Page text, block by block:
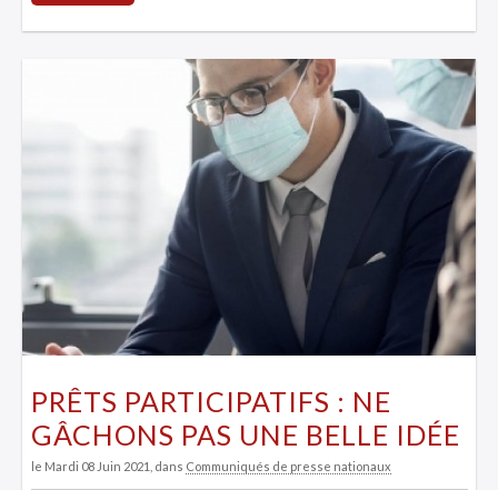
PRÊTS PARTICIPATIFS : NE
GÂCHONS PAS UNE BELLE IDÉE
le Mardi 08 Juin 2021 , dans Communiqués de presse nationaux